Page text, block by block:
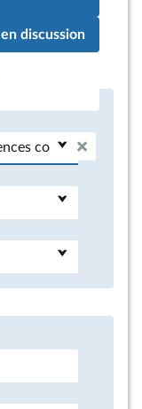
discussion